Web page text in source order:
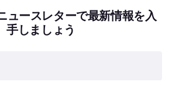
ュースレターで最新情報を入
手しましょう